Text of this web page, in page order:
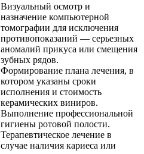
Визуальный осмотр и
назначение компьютерной
томографии для исключения
противопоказаний — серьезных
аномалий прикуса или смещения
зубных рядов.
Формирование плана лечения, в
котором указаны сроки
исполнения и стоимость
керамических виниров.
Выполнение профессиональной
гигиены ротовой полости.
Терапевтическое лечение в
случае наличия кариеса или